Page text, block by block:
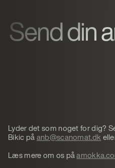
Send din
Lyder det som noget for dig?
Bikic påanb@scanomat.dk
Læs mere om os på